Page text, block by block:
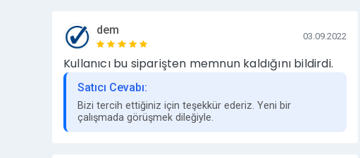
dem 03.09.2022
Kullanıcı bu siparişten memnun kaldığını bildirdi.
Satıcı Cevabı:
Bizi tercih ettiğiniz için teşekkür ederiz. Yeni bir
çalışmada görüşmek dileğiyle.